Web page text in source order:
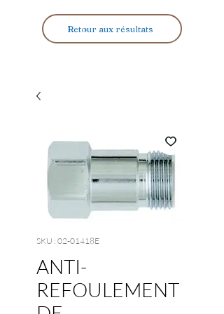
Retour aux résultats
SKU : 02-01418E
ANTI-
REFOULEMENT